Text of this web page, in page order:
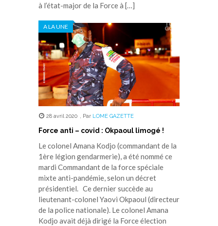
à l’état-major de la Force à […]
A LA UNE
28 avril 2020 , Par LOME GAZETTE
Force anti – covid : Okpaoul limogé !
Le colonel Amana Kodjo (commandant de la
1ère légion gendarmerie), a été nommé ce
mardi Commandant de la force spéciale
mixte anti-pandémie, selon un décret
présidentiel. Ce dernier succède au
lieutenant-colonel Yaovi Okpaoul (directeur
de la police nationale). Le colonel Amana
Kodjo avait déjà dirigé la Force élection